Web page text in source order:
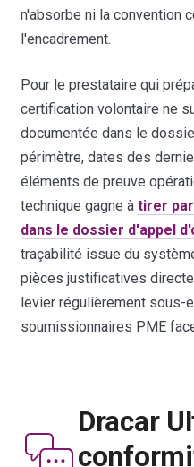
n'absorbe ni la convention
l'encadrement.
Pour le prestataire qui
certification volontaire ne
documentée dans le
périmètre, dates des
éléments de preuve
technique gagne àtirer
dans le dossier d'appel
traçabilité issue du
pièces justificatives
levier régulièrement sous-
soumissionnaires PME
Dracar